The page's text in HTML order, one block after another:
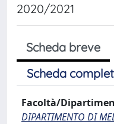
2020/2021
Scheda breve
Scheda
Facoltà/
DIPARTIMENTO DI